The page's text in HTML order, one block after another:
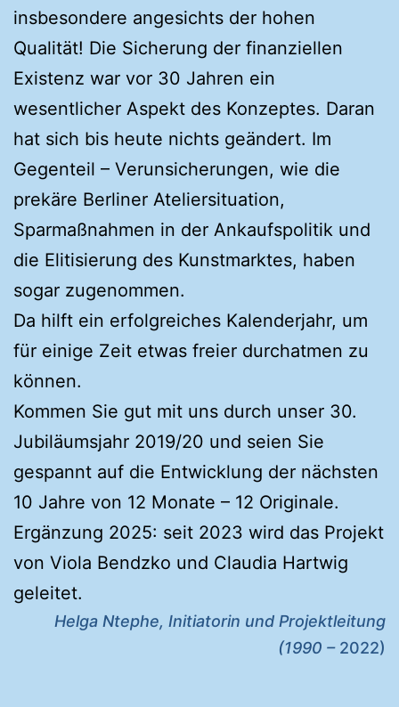
insbesondere angesichts der hohen
Qualität! Die Sicherung der finanziellen
Existenz war vor 30 Jahren ein
wesentlicher Aspekt des Konzeptes. Daran
hat sich bis heute nichts geändert. Im
Gegenteil – Verunsicherungen, wie die
prekäre Berliner Ateliersituation,
Sparmaßnahmen in der Ankaufspolitik und
die Elitisierung des Kunstmarktes, haben
sogar zugenommen.
Da hilft ein erfolgreiches Kalenderjahr, um
für einige Zeit etwas freier durchatmen zu
können.
Kommen Sie gut mit uns durch unser 30.
Jubiläumsjahr 2019/20 und seien Sie
gespannt auf die Entwicklung der nächsten
10 Jahre von 12 Monate – 12 Originale.
Ergänzung 2025: seit 2023 wird das Projekt
von Viola Bendzko und Claudia Hartwig
geleitet.
Helga Ntephe, Initiatorin und Projektleitung
(1990 –2022)